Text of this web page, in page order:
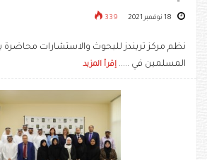
339
نظم مركز تريندز للبحوث والاستشارات محاضرة
المسلمين في ..... إقرأ المزيد